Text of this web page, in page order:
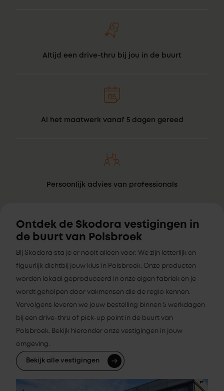
Altijd een drive-thru bij jou in de buurt
Al het maatwerk vanaf 5 dagen gereed
Persoonlijk advies van professionals
Ontdek de Skodora vestigingen in
de buurt van Polsbroek
Bij Skodora sta je er nooit alleen voor. We zijn letterlijk en
figuurlijk dichtbij jouw klus in Polsbroek. Onze producten
worden lokaal geproduceerd in onze eigen fabriek en je
wordt geholpen door vakmensen die de regio kennen.
Vervolgens leveren we jouw bestelling binnen 5 werkdagen
bij een drive-thru of pick-up point in de buurt van
Polsbroek. Bekijk hieronder onze vestigingen in jouw
omgeving.
Bekijk alle vestigingen